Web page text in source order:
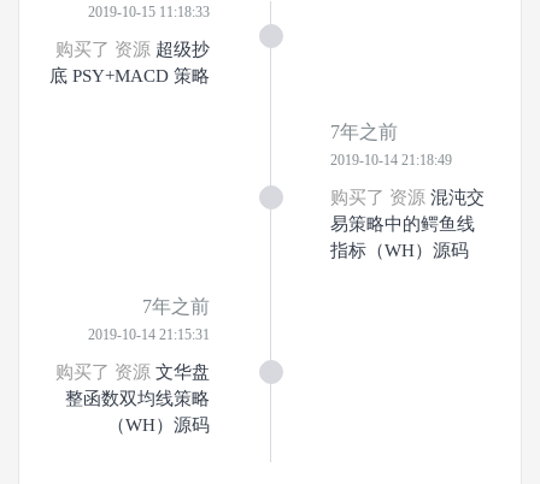
2019-10-15 11:18:33
购买了 资源 超级抄
底 PSY+MACD 策略
7年之前
2019-10-14 21:18:49
购买了 资源 混沌交
易策略中的鳄鱼线
指标（WH）源码
7年之前
2019-10-14 21:15:31
购买了 资源 文华盘
整函数双均线策略
（WH）源码